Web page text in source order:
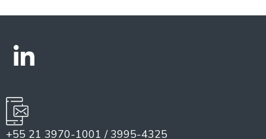
+55 21 3970-1001 / 3995-4325